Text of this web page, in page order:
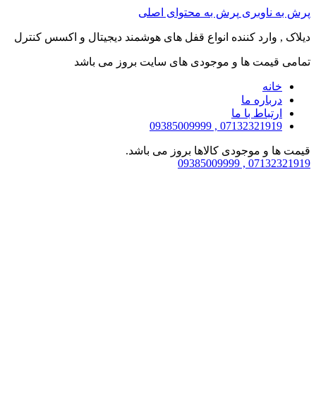
پرش به ناوبری پرش به محتوای اصلی
دیلاک , وارد کننده انواع قفل های هوشمند دیجیتال و اکسس کنترل
تمامی قیمت ها و موجودی های سایت بروز می باشد
خانه
درباره ما
ارتباط با ما
07132321919 , 09385009999
قیمت ها و موجودی کالاها بروز می باشد.
07132321919 , 09385009999